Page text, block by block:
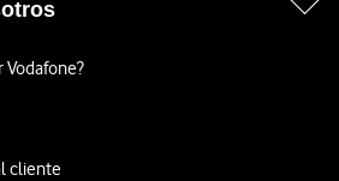
Vodafone?
cliente